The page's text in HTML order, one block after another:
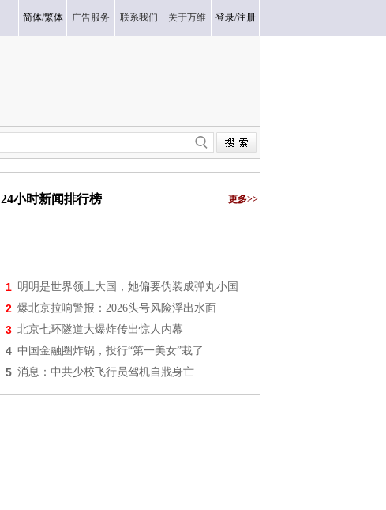
简体/繁体 广告服务 联系我们 关于万维 登录/注册
24小时新闻排行榜 更多>>
1 明明是世界领土大国，她偏要伪装成弹丸小国
2 爆北京拉响警报：2026头号风险浮出水面
3 北京七环隧道大爆炸传出惊人内幕
4 中国金融圈炸锅，投行“第一美女”栽了
5 消息：中共少校飞行员驾机自戕身亡